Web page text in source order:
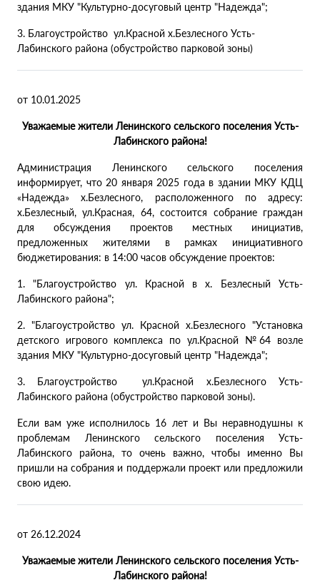
здания МКУ "Культурно-досуговый центр "Надежда";
3. Благоустройство ул.Красной х.Безлесного Усть-
Лабинского района (обустройство парковой зоны)
от 10.01.2025
Уважаемые жители Ленинского сельского поселения Усть-
Лабинского района!
Администрация Ленинского сельского поселения
информирует, что 20 января 2025 года в здании МКУ КДЦ
«Надежда» х.Безлесного, расположенного по адресу:
х.Безлесный, ул.Красная, 64, состоится собрание граждан
для обсуждения проектов местных инициатив,
предложенных жителями в рамках инициативного
бюджетирования: в 14:00 часов обсуждение проектов:
1. "Благоустройство ул. Красной в х. Безлесный Усть-
Лабинского района";
2. "Благоустройство ул. Красной х.Безлесного "Установка
детского игрового комплекса по ул.Красной №64 возле
здания МКУ "Культурно-досуговый центр "Надежда";
3. Благоустройство ул.Красной х.Безлесного Усть-
Лабинского района (обустройство парковой зоны).
Если вам уже исполнилось 16 лет и Вы неравнодушны к
проблемам Ленинского сельского поселения Усть-
Лабинского района, то очень важно, чтобы именно Вы
пришли на собрания и поддержали проект или предложили
свою идею.
от 26.12.2024
Уважаемые жители Ленинского сельского поселения Усть-
Лабинского района!